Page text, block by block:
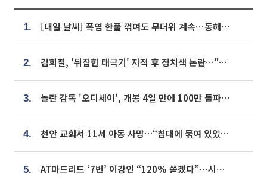
1. [내일 날씨] 폭염 한풀 꺾여도 무더위 계속⋯동해안 이틀 연속 비
2. 김희철, '뒤집힌 태극기' 지적 후 정치색 논란…"좌우 떠나 우리나라 국기"
3. 놀란 감독 '오디세이', 개봉 4일 만에 100만 돌파⋯'왕사남' 보다 빠르다
4. 천안 교회서 11세 아동 사망…“침대에 묶여 있었다” 진술 확보
5. AT마드리드 ‘7번’ 이강인 “120% 쏟겠다”⋯시메오네 감독 “필요한 선수”